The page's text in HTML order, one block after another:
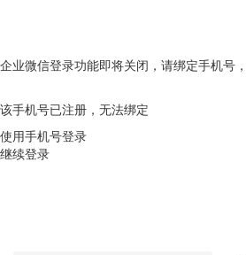
企业微信登录功能即将关闭，请绑定手机号
该手机号已注册，无法绑定
使用手机号登录
继续登录